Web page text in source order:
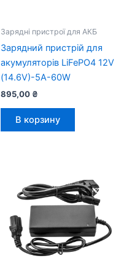
Зарядні пристрої для АКБ
Зарядний пристрій для
акумуляторів LiFePO4 12V
(14.6V)-5A-60W
895,00 ₴
В корзину